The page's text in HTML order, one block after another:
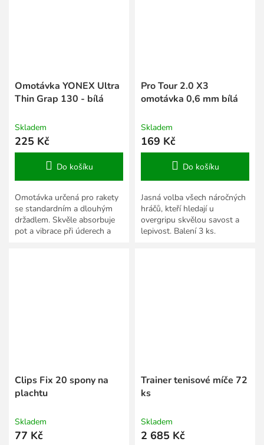
Omotávka YONEX Ultra
Thin Grap 130 - bílá
Skladem
225 Kč
Do košíku
Omotávka určená pro rakety
se standardním a dlouhým
držadlem. Skvěle absorbuje
pot a vibrace při úderech a
Pro Tour 2.0 X3
omotávka 0,6 mm bílá
Skladem
169 Kč
Do košíku
Jasná volba všech náročných
hráčů, kteří hledají u
overgripu skvělou savost a
lepivost. Balení 3 ks.
Clips Fix 20 spony na
plachtu
Skladem
77 Kč
Trainer tenisové míče 72
ks
Skladem
2 685 Kč